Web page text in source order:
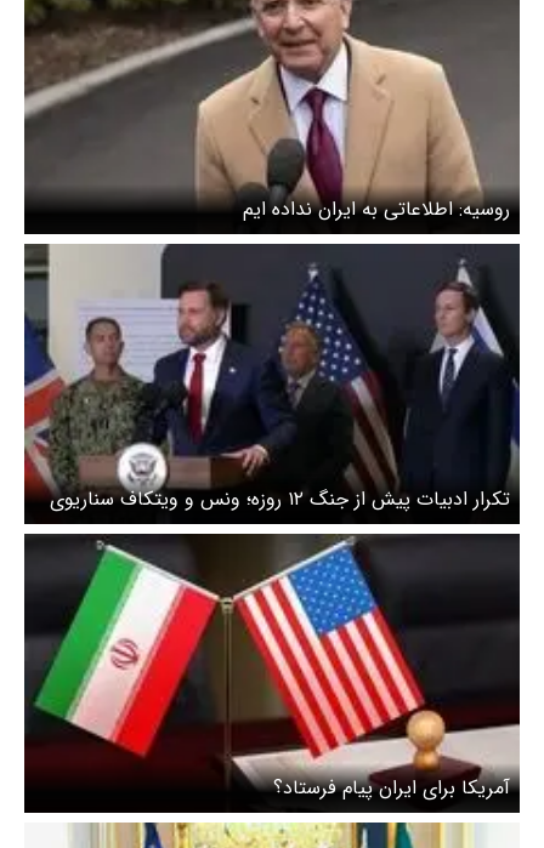
روسیه: اطلاعاتی به ایران نداده ایم
تکرار ادبیات پیش از جنگ ۱۲ روزه؛ ونس و ویتکاف سناریوی
محدودسازی ایران را پیش می‌برند
آمریکا برای ایران پیام فرستاد؟